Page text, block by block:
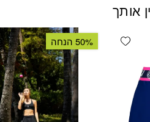
אותך
Add wishlist
50% הנחה